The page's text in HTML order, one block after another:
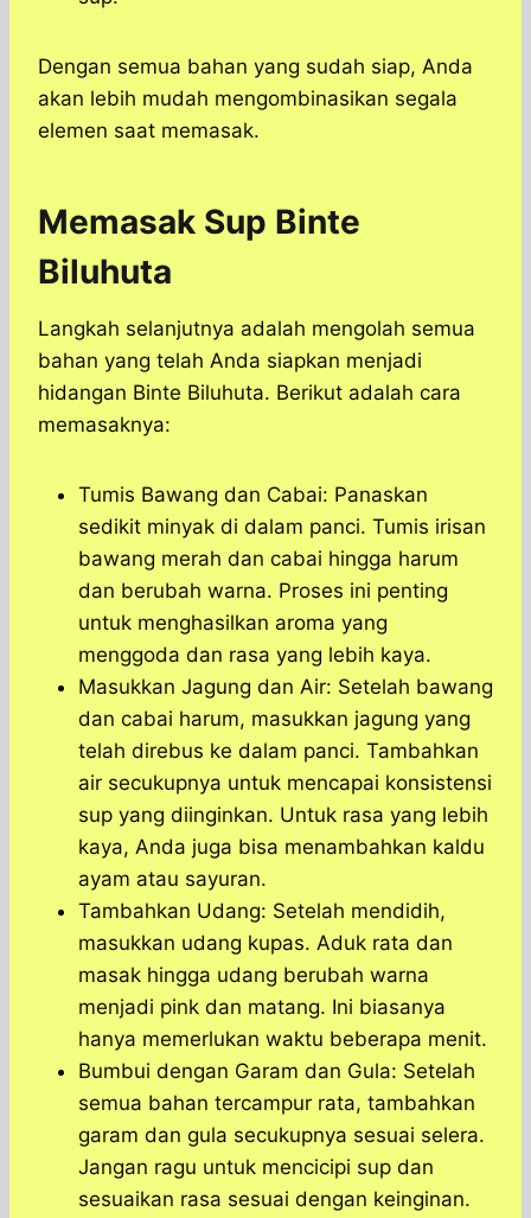
Dengan semua bahan yang sudah siap, Anda
akan lebih mudah mengombinasikan segala
elemen saat memasak.
Memasak Sup Binte
Biluhuta
Langkah selanjutnya adalah mengolah semua
bahan yang telah Anda siapkan menjadi
hidangan Binte Biluhuta. Berikut adalah cara
memasaknya:
Tumis Bawang dan Cabai: Panaskan
sedikit minyak di dalam panci. Tumis irisan
bawang merah dan cabai hingga harum
dan berubah warna. Proses ini penting
untuk menghasilkan aroma yang
menggoda dan rasa yang lebih kaya.
Masukkan Jagung dan Air: Setelah bawang
dan cabai harum, masukkan jagung yang
telah direbus ke dalam panci. Tambahkan
air secukupnya untuk mencapai konsistensi
sup yang diinginkan. Untuk rasa yang lebih
kaya, Anda juga bisa menambahkan kaldu
ayam atau sayuran.
Tambahkan Udang: Setelah mendidih,
masukkan udang kupas. Aduk rata dan
masak hingga udang berubah warna
menjadi pink dan matang. Ini biasanya
hanya memerlukan waktu beberapa menit.
Bumbui dengan Garam dan Gula: Setelah
semua bahan tercampur rata, tambahkan
garam dan gula secukupnya sesuai selera.
Jangan ragu untuk mencicipi sup dan
sesuaikan rasa sesuai dengan keinginan.